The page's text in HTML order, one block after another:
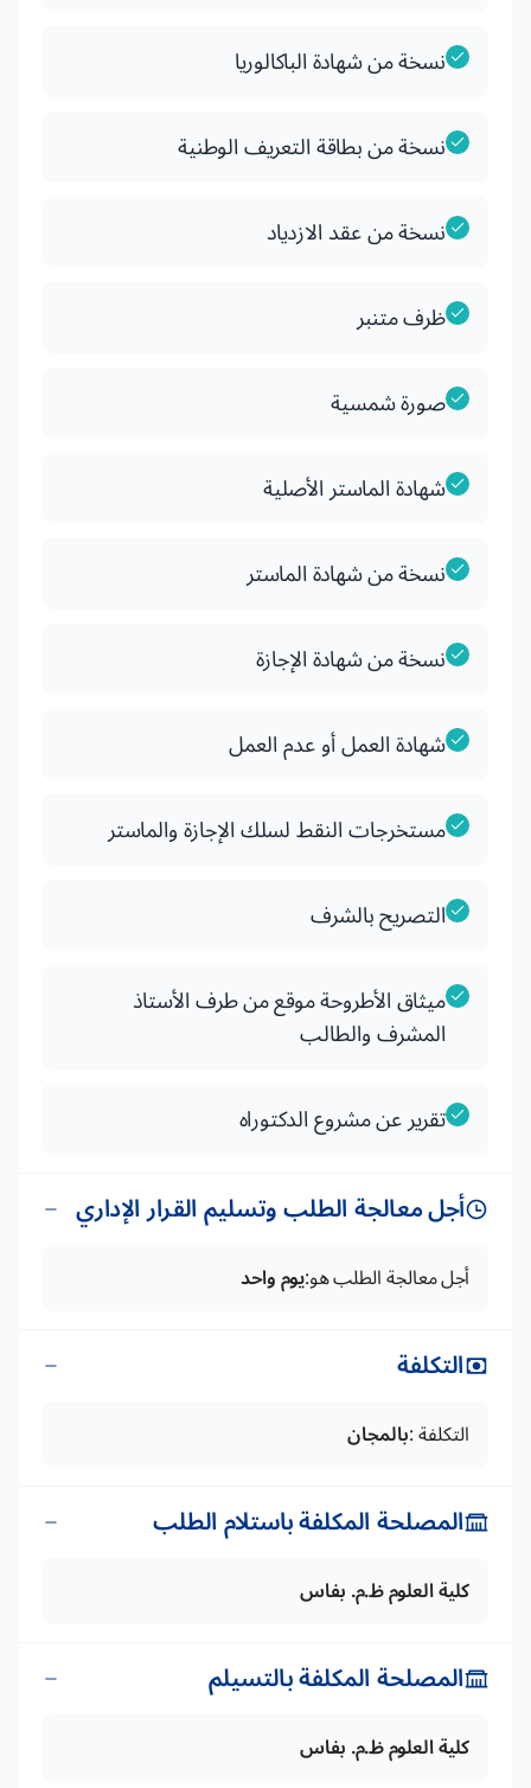
نسخة من شهادة الباكالوريا
نسخة من بطاقة التعريف الوطنية
نسخة من عقد الازدياد
ظرف متنبر
صورة شمسية
شهادة الماستر الأصلية
نسخة من شهادة الماستر
نسخة من شهادة الإجازة
شهادة العمل أو عدم العمل
مستخرجات النقط لسلك الإجازة والماستر
التصريح بالشرف
ميثاق الأطروحة موقع من طرف الأستاذ
المشرف والطالب
تقرير عن مشروع الدكتوراه
أجل معالجة الطلب وتسليم القرار الإداري
أجل معالجة الطلب هو:يوم واحد
التكلفة
التكلفة :بالمجان
المصلحة المكلفة باستلام الطلب
كلية العلوم ظ.م. بفاس
المصلحة المكلفة بالتسيلم
كلية العلوم ظ.م. بفاس